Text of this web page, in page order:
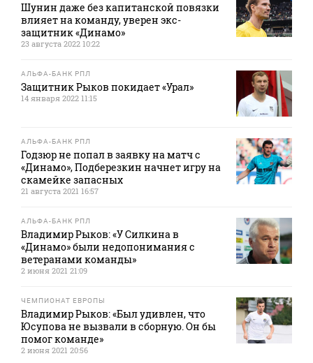
Шунин даже без капитанской повязки
влияет на команду, уверен экс-
защитник «Динамо»
23 августа 2022 10:22
АЛЬФА-БАНК РПЛ
Защитник Рыков покидает «Урал»
14 января 2022 11:15
АЛЬФА-БАНК РПЛ
Годзюр не попал в заявку на матч с
«Динамо», Подберезкин начнет игру на
скамейке запасных
21 августа 2021 16:57
АЛЬФА-БАНК РПЛ
Владимир Рыков: «У Силкина в
«Динамо» были недопонимания с
ветеранами команды»
2 июня 2021 21:09
ЧЕМПИОНАТ ЕВРОПЫ
Владимир Рыков: «Был удивлен, что
Юсупова не вызвали в сборную. Он бы
помог команде»
2 июня 2021 20:56